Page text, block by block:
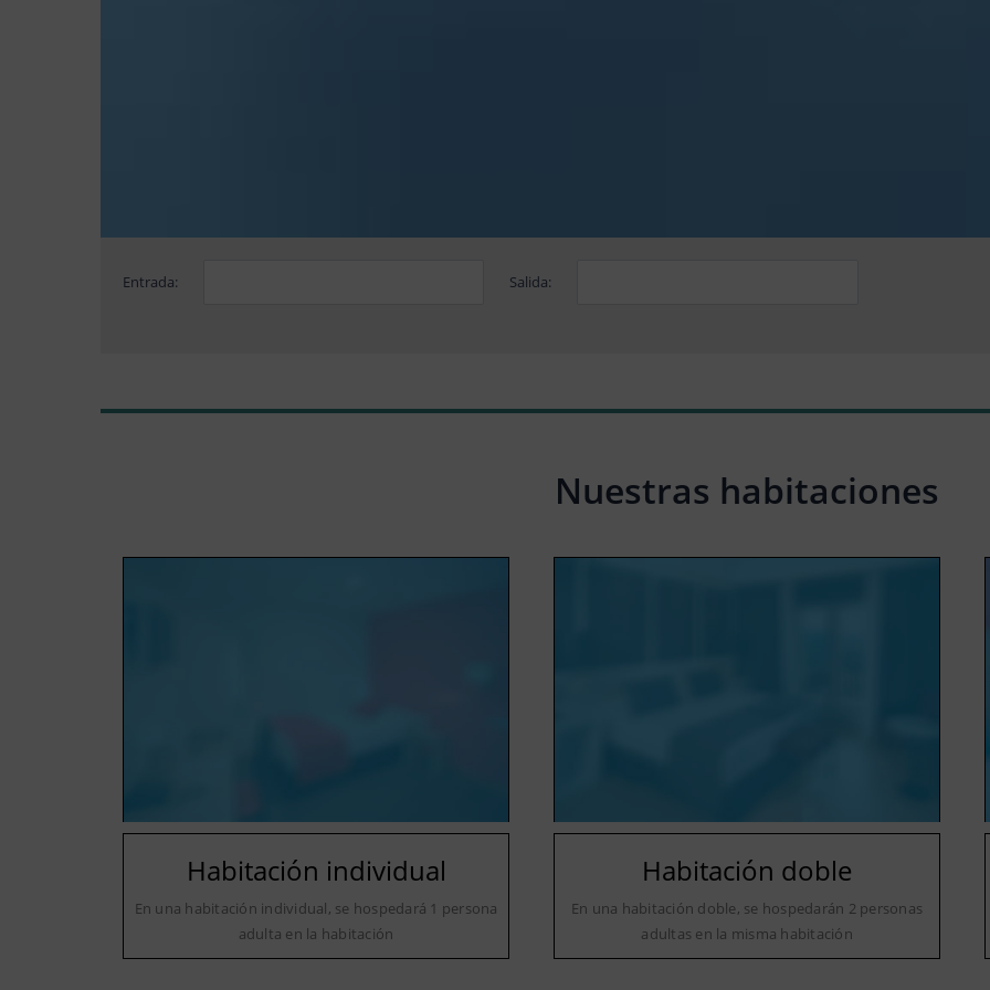
Entrada: Salida:
Nuestras habitaciones
Habitación individual
En una habitación individual, se hospedará 1 persona
adulta en la habitación
Habitación doble
En una habitación doble, se hospedarán 2 personas
adultas en la misma habitación